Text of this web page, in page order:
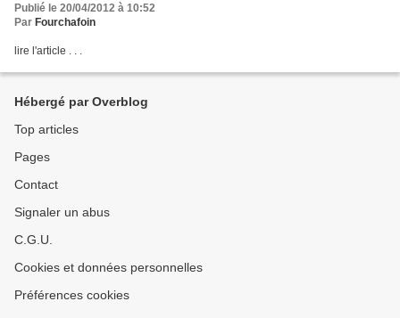
Publié le 20/04/2012 à 10:52
Par Fourchafoin
lire l'article . . .
Hébergé par Overblog
Top articles
Pages
Contact
Signaler un abus
C.G.U.
Cookies et données personnelles
Préférences cookies